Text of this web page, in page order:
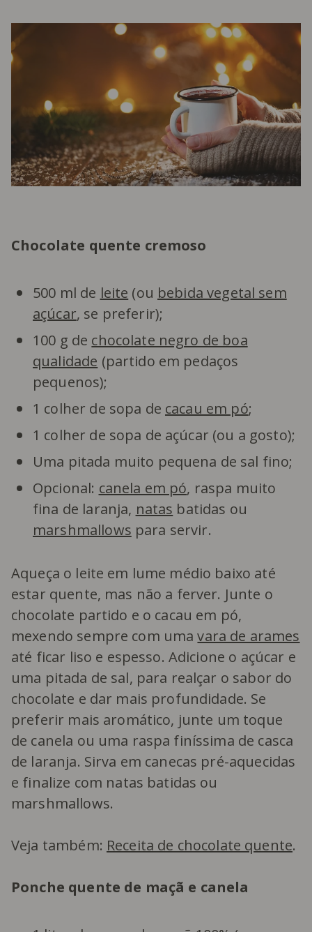
Chocolate quente cremoso
500 ml de leite (ou bebida vegetal sem
açúcar, se preferir);
100 g de chocolate negro de boa
qualidade (partido em pedaços
pequenos);
1 colher de sopa de cacau em pó;
1 colher de sopa de açúcar (ou a gosto);
Uma pitada muito pequena de sal fino;
Opcional: canela em pó, raspa muito
fina de laranja, natas batidas ou
marshmallows para servir.
Aqueça o leite em lume médio baixo até
estar quente, mas não a ferver. Junte o
chocolate partido e o cacau em pó,
mexendo sempre com umavara de arames
até ficar liso e espesso. Adicione o açúcar e
uma pitada de sal, para realçar o sabor do
chocolate e dar mais profundidade. Se
preferir mais aromático, junte um toque
de canela ou uma raspa finíssima de casca
de laranja. Sirva em canecas pré-aquecidas
e finalize com natas batidas ou
marshmallows.
Veja também: Receita de chocolate quente.
Ponche quente de maçã e canela